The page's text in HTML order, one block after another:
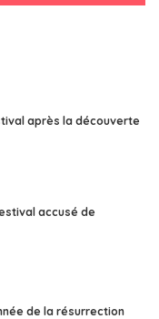
après la découverte
accusé de
de la résurrection